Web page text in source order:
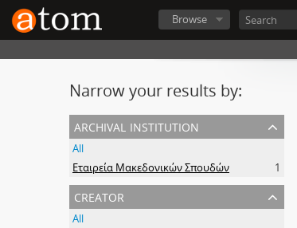
Browse
Narrow your results by:
archival institution
All
Εταιρεία Μακεδονικών Σπουδών
1
creator
All